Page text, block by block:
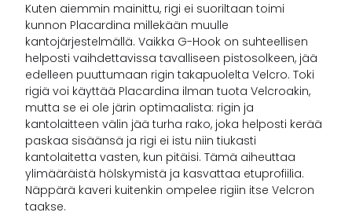
Kuten aiemmin mainittu, rigi ei suoriltaan toimi
kunnon Placardina millekään muulle
kantojärjestelmällä. Vaikka G-Hook on suhteellisen
helposti vaihdettavissa tavalliseen pistosolkeen, jää
edelleen puuttumaan rigin takapuolelta Velcro. Toki
rigiä voi käyttää Placardina ilman tuota Velcroakin,
mutta se ei ole järin optimaalista: rigin ja
kantolaitteen välin jää turha rako, joka helposti kerää
paskaa sisäänsä ja rigi ei istu niin tiukasti
kantolaitetta vasten, kun pitäisi. Tämä aiheuttaa
ylimääräistä hölskymistä ja kasvattaa etuprofiilia.
Näppärä kaveri kuitenkin ompelee rigiin itse Velcron
taakse.